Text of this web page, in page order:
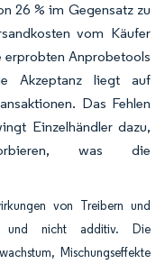
26 % im Gegensatz zu
vom Käufer
erprobten Anprobetools
Akzeptanz liegt auf
Das Fehlen
Einzelhändler dazu,
was die
von Treibern und
und nicht additiv. Die
Mischungseffekte